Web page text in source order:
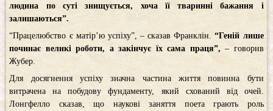
людина по суті знищується, хоча її тваринні бажання і
залишаються”.
“Працелюбство є матір’ю успіху”, – сказав Франклін.
“Геній лише
починає великі роботи, а закінчує їх сама праця”, – говорив
Жубер.
Для досягнення успіху значна частина життя повинна бути
витрачена на побудову фундаменту, який схований від очей.
Лонгфелло сказав, що наукові заняття поета грають роль